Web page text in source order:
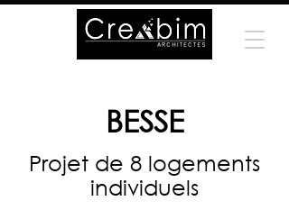
BESSE
Projet de 8 logements
individuels